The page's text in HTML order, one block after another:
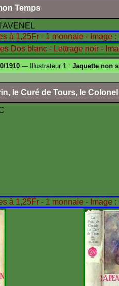
Temps
1910 --- Illustrateur 1 : Jaquette non
le Curé de Tours, le